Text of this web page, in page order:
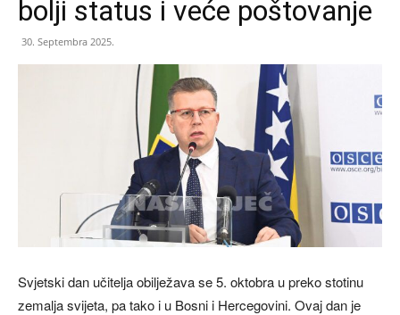
bolji status i veće poštovanje
30. Septembra 2025.
Svjetski dan učitelja obilježava se 5. oktobra u preko stotinu
zemalja svijeta, pa tako i u Bosni i Hercegovini. Ovaj dan je